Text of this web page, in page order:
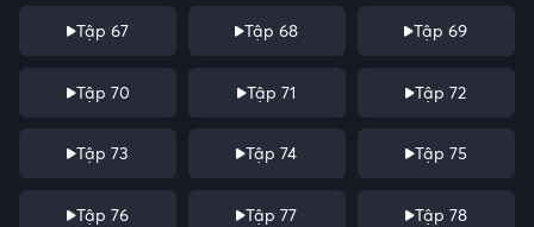
Tập 67 Tập 68 Tập 69
Tập 70 Tập 71 Tập 72
Tập 73 Tập 74 Tập 75
Tập 76 Tập 77 Tập 78